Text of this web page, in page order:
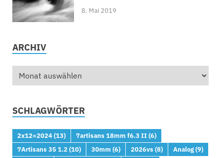
8. Mai 2019
ARCHIV
SCHLAGWÖRTER
2x12=2024(13) 7artisans 18mm f6.3 II (6)
7Artisans 35 1.2(10) 30mm (6) 2026vs (8) Analog(9)